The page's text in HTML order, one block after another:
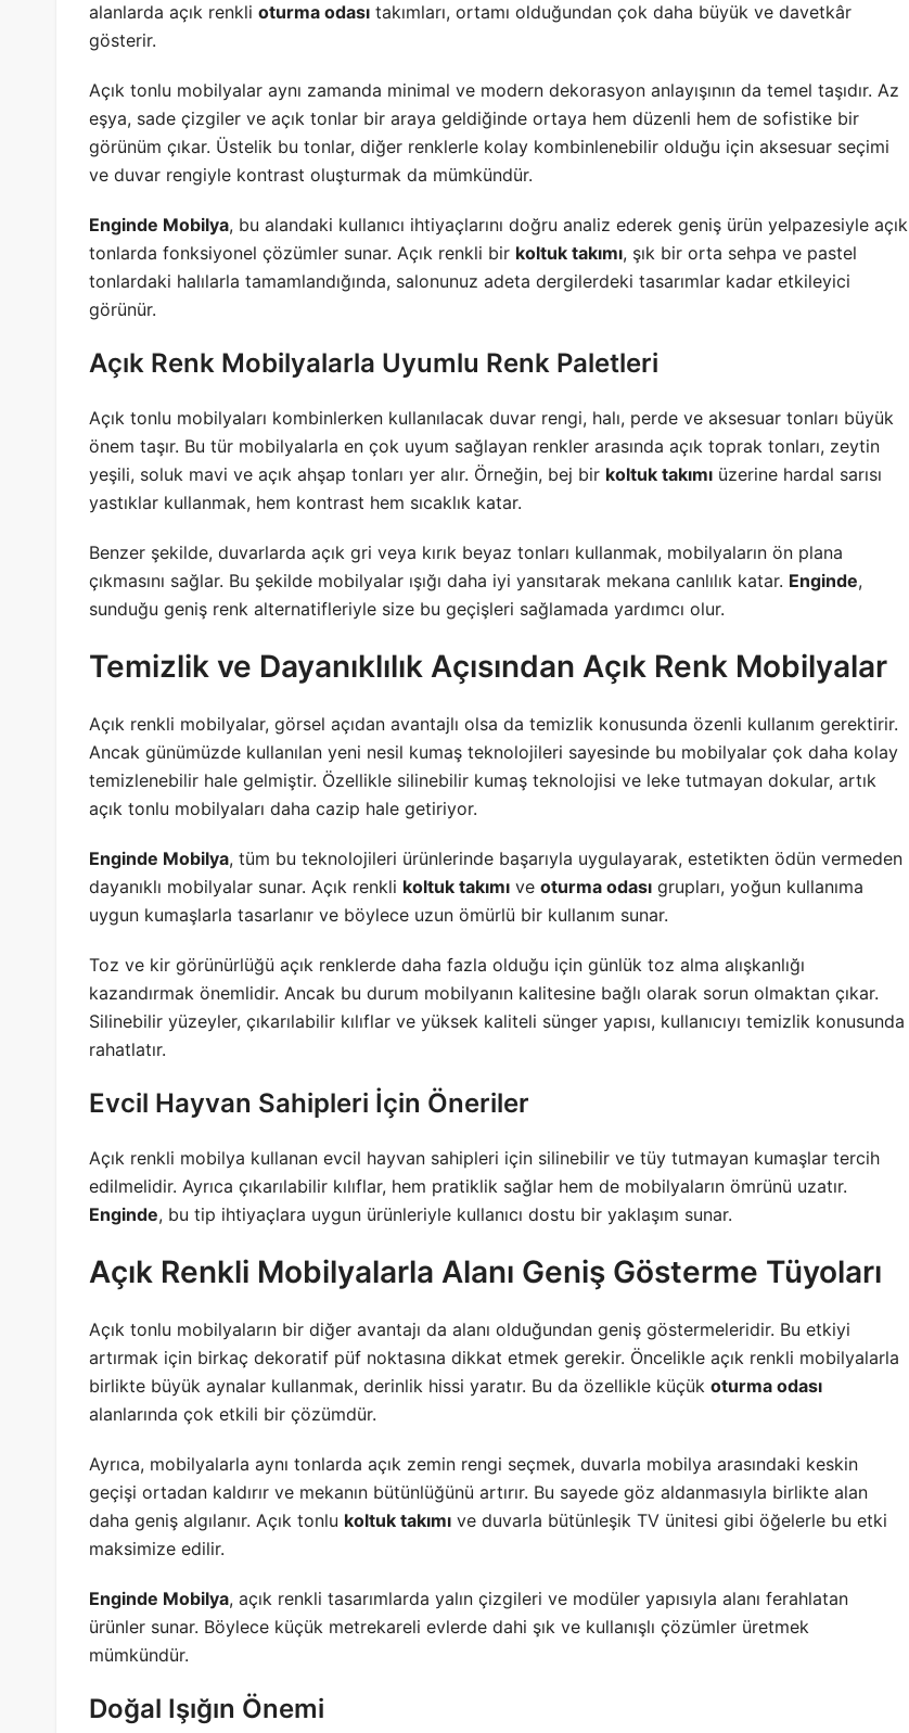
alanlarda açık renkli oturma odası takımları, ortamı olduğundan çok daha büyük ve davetkâr
gösterir.
Açık tonlu mobilyalar aynı zamanda minimal ve modern dekorasyon anlayışının da temel taşıdır. Az
eşya, sade çizgiler ve açık tonlar bir araya geldiğinde ortaya hem düzenli hem de sofistike bir
görünüm çıkar. Üstelik bu tonlar, diğer renklerle kolay kombinlenebilir olduğu için aksesuar seçimi
ve duvar rengiyle kontrast oluşturmak da mümkündür.
Enginde Mobilya, bu alandaki kullanıcı ihtiyaçlarını doğru analiz ederek geniş ürün yelpazesiyle açık
tonlarda fonksiyonel çözümler sunar. Açık renkli bir koltuk takımı, şık bir orta sehpa ve pastel
tonlardaki halılarla tamamlandığında, salonunuz adeta dergilerdeki tasarımlar kadar etkileyici
görünür.
Açık Renk Mobilyalarla Uyumlu Renk Paletleri
Açık tonlu mobilyaları kombinlerken kullanılacak duvar rengi, halı, perde ve aksesuar tonları büyük
önem taşır. Bu tür mobilyalarla en çok uyum sağlayan renkler arasında açık toprak tonları, zeytin
yeşili, soluk mavi ve açık ahşap tonları yer alır. Örneğin, bej bir koltuk takımı üzerine hardal sarısı
yastıklar kullanmak, hem kontrast hem sıcaklık katar.
Benzer şekilde, duvarlarda açık gri veya kırık beyaz tonları kullanmak, mobilyaların ön plana
çıkmasını sağlar. Bu şekilde mobilyalar ışığı daha iyi yansıtarak mekana canlılık katar. Enginde,
sunduğu geniş renk alternatifleriyle size bu geçişleri sağlamada yardımcı olur.
Temizlik ve Dayanıklılık Açısından Açık Renk Mobilyalar
Açık renkli mobilyalar, görsel açıdan avantajlı olsa da temizlik konusunda özenli kullanım gerektirir.
Ancak günümüzde kullanılan yeni nesil kumaş teknolojileri sayesinde bu mobilyalar çok daha kolay
temizlenebilir hale gelmiştir. Özellikle silinebilir kumaş teknolojisi ve leke tutmayan dokular, artık
açık tonlu mobilyaları daha cazip hale getiriyor.
Enginde Mobilya, tüm bu teknolojileri ürünlerinde başarıyla uygulayarak, estetikten ödün vermeden
dayanıklı mobilyalar sunar. Açık renkli koltuk takımı ve oturma odası grupları, yoğun kullanıma
uygun kumaşlarla tasarlanır ve böylece uzun ömürlü bir kullanım sunar.
Toz ve kir görünürlüğü açık renklerde daha fazla olduğu için günlük toz alma alışkanlığı
kazandırmak önemlidir. Ancak bu durum mobilyanın kalitesine bağlı olarak sorun olmaktan çıkar.
Silinebilir yüzeyler, çıkarılabilir kılıflar ve yüksek kaliteli sünger yapısı, kullanıcıyı temizlik konusunda
rahatlatır.
Evcil Hayvan Sahipleri İçin Öneriler
Açık renkli mobilya kullanan evcil hayvan sahipleri için silinebilir ve tüy tutmayan kumaşlar tercih
edilmelidir. Ayrıca çıkarılabilir kılıflar, hem pratiklik sağlar hem de mobilyaların ömrünü uzatır.
Enginde, bu tip ihtiyaçlara uygun ürünleriyle kullanıcı dostu bir yaklaşım sunar.
Açık Renkli Mobilyalarla Alanı Geniş Gösterme Tüyoları
Açık tonlu mobilyaların bir diğer avantajı da alanı olduğundan geniş göstermeleridir. Bu etkiyi
artırmak için birkaç dekoratif püf noktasına dikkat etmek gerekir. Öncelikle açık renkli mobilyalarla
birlikte büyük aynalar kullanmak, derinlik hissi yaratır. Bu da özellikle küçük oturma odası
alanlarında çok etkili bir çözümdür.
Ayrıca, mobilyalarla aynı tonlarda açık zemin rengi seçmek, duvarla mobilya arasındaki keskin
geçişi ortadan kaldırır ve mekanın bütünlüğünü artırır. Bu sayede göz aldanmasıyla birlikte alan
daha geniş algılanır. Açık tonlu koltuk takımı ve duvarla bütünleşik TV ünitesi gibi öğelerle bu etki
maksimize edilir.
Enginde Mobilya, açık renkli tasarımlarda yalın çizgileri ve modüler yapısıyla alanı ferahlatan
ürünler sunar. Böylece küçük metrekareli evlerde dahi şık ve kullanışlı çözümler üretmek
mümkündür.
Doğal Işığın Önemi